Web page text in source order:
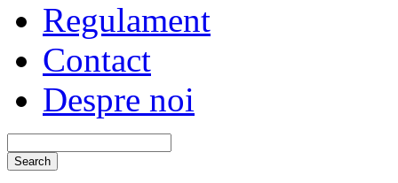
Regulament
Contact
Despre noi